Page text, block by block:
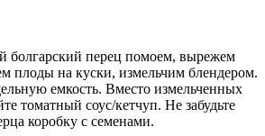
болгарский перец помоем, вырежем
плоды на куски, измельчим блендером.
емкость. Вместо измельченных
томатный соус/кетчуп. Не забудьте
коробку с семенами.